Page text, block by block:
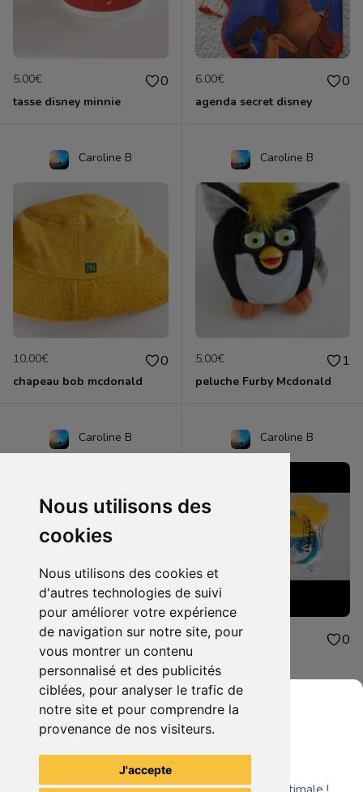
Nous utilisons des
cookies
Nous utilisons des cookies et
d'autres technologies de suivi
pour améliorer votre expérience
de navigation sur notre site, pour
vous montrer un contenu
personnalisé et des publicités
ciblées, pour analyser le trafic de
notre site et pour comprendre la
provenance de nos visiteurs.
J'accepte
5.00€ 0
tasse disney minnie
6.00€ 0
agenda secret disney
Caroline B
10.00€ 0
chapeau bob mcdonald
Caroline B
5.00€ 1
peluche Furby Mcdonald
Caroline B
4.00€ 0
peluche mcdonald
Caroline B
4.00€ 0
Voir tous les articles du vendeur
Grenier du Geek